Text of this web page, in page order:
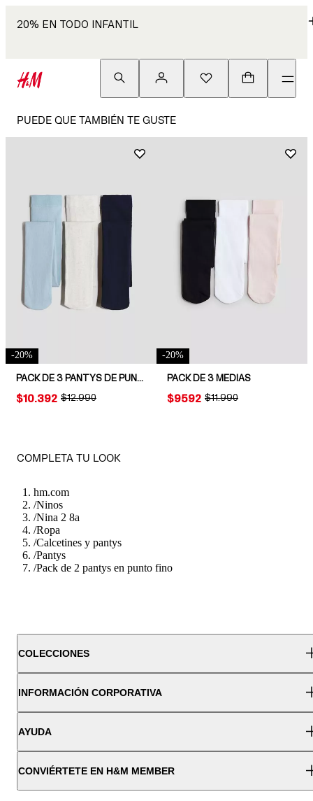
20% EN TODO INFANTIL
PUEDE QUE TAMBIÉN TE GUSTE
-20%
PACK DE 3 PANTYS DE PUNTO FINO
ORIGINAL PRICE:
$12.990
PRICE:
$10.392
-20%
PACK DE 3 MEDIAS
ORIGINAL PRICE:
$11.990
PRICE:
$9592
COMPLETA TU LOOK
hm.com
/Ninos
/Nina 2 8a
/Ropa
/Calcetines y pantys
/Pantys
/Pack de 2 pantys en punto fino
COLECCIONES
INFORMACIÓN CORPORATIVA
AYUDA
CONVIÉRTETE EN H&M MEMBER